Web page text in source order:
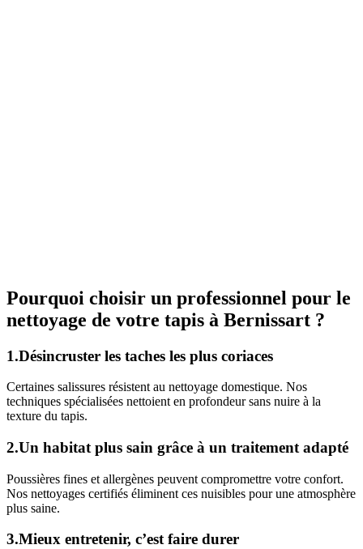
Pourquoi choisir un professionnel pour le
nettoyage de votre tapis à Bernissart ?
1.Désincruster les taches les plus coriaces
Certaines salissures résistent au nettoyage domestique. Nos
techniques spécialisées nettoient en profondeur sans nuire à la
texture du tapis.
2.Un habitat plus sain grâce à un traitement adapté
Poussières fines et allergènes peuvent compromettre votre confort.
Nos nettoyages certifiés éliminent ces nuisibles pour une atmosphère
plus saine.
3.Mieux entretenir, c’est faire durer